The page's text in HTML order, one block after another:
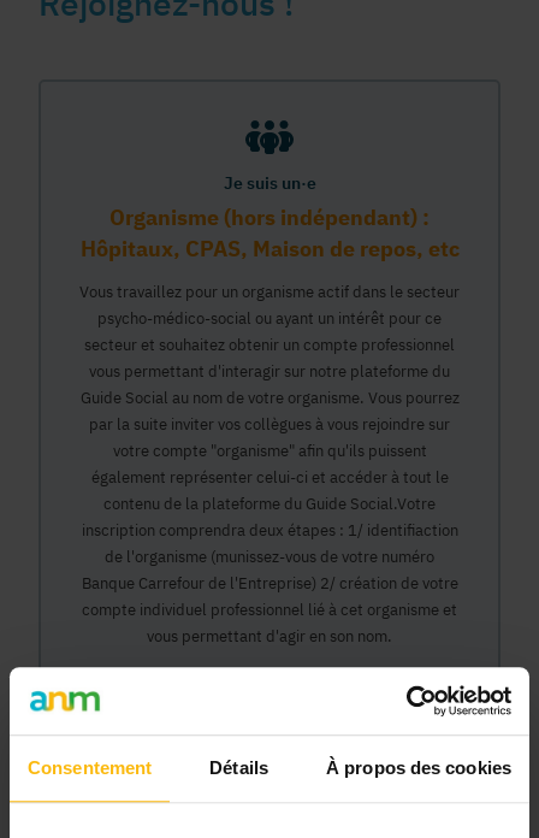
Consentement Détails À propos des cookies
Je suis un·e
Organisme (hors indépendant) :
Hôpitaux, CPAS, Maison de repos, etc
Vous travaillez pour un organisme actif dans le secteur
psycho-médico-social ou ayant un intérêt pour ce
secteur et souhaitez obtenir un compte professionnel
vous permettant d'interagir sur notre plateforme du
Guide Social au nom de votre organisme. Vous pourrez
par la suite inviter vos collègues à vous rejoindre sur
votre compte "organisme" afin qu'ils puissent
également représenter celui-ci et accéder à tout le
contenu de la plateforme du Guide Social.Votre
inscription comprendra deux étapes : 1/ identifiaction
de l'organisme (munissez-vous de votre numéro
Banque Carrefour de l'Entreprise) 2/ création de votre
compte individuel professionnel lié à cet organisme et
vous permettant d'agir en son nom.